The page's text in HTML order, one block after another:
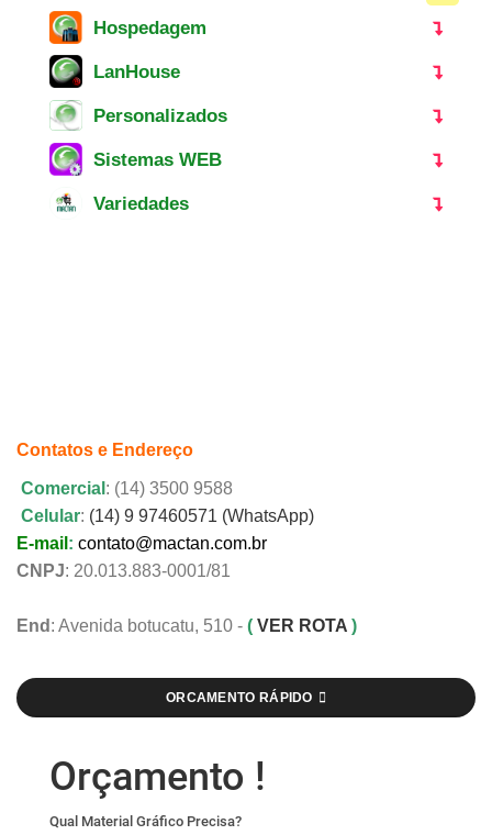
Hospedagem
LanHouse
Personalizados
Sistemas WEB
Variedades
Contatos e Endereço
Comercial : (14) 3500 9588
Celular: (14) 9 97460571 (WhatsApp)
E-mail : contato@mactan.com.br
CNPJ: 20.013.883-0001/81
End : Avenida botucatu, 510 - ( VER ROTA )
ORCAMENTO RÁPIDO